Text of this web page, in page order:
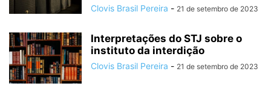
Clovis Brasil Pereira - 21 de setembro de 2023
Interpretações do STJ sobre o
instituto da interdição
Clovis Brasil Pereira - 21 de setembro de 2023